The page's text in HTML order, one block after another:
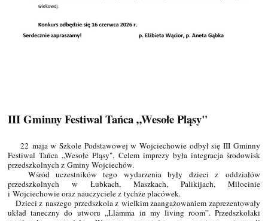
III Gminny Festiwal Tańca „Wesołe Pląsy"
22 maja w Szkole Podstawowej w Wojciechowie odbył się III Gminny
Festiwal Tańca „Wesołe Pląsy". Celem imprezy była integracja środowisk
przedszkolnych z Gminy Wojciechów.
Wśród uczestników tego wydarzenia były dzieci z oddziałów
przedszkolnych w Łubkach, Maszkach, Palikijach, Milocinie
i Wojciechowie oraz nauczyciele z tychże placówek.
Dzieci z naszego przedszkola z wielkim zaangażowaniem zaprezentowały
układ taneczny do utworu „Llamma in my living room”. Przedszkolaki